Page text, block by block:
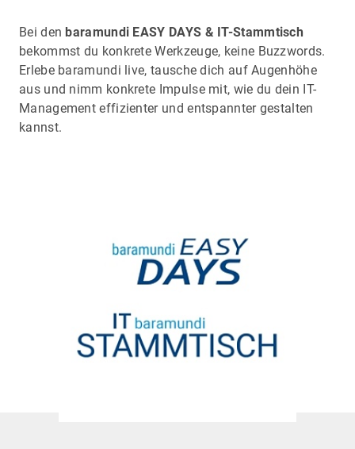
Bei den baramundi EASY DAYS & IT-Stammtisch
bekommst du konkrete Werkzeuge, keine Buzzwords.
Erlebe baramundi live, tausche dich auf Augenhöhe
aus und nimm konkrete Impulse mit, wie du dein IT-
Management effizienter und entspannter gestalten
kannst.